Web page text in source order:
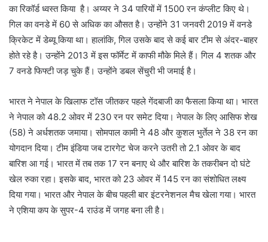
का रिकॉर्ड ध्वस्त किया है। अय्यर ने 34 पारियों में 1500 रन कंप्लीट किए थे।
गिल का वनडे में 60 से अधिक का औसत है। उन्होंने 31 जनवरी 2019 में वनडे
क्रिकेट में डेब्यू किया था। हालांकि, गिल उसके बाद से कई बार टीम से अंदर-बाहर
होते रहे है। उन्होंने 2013 में इस फॉर्मेट में काफी मौके मिले हैं। गिल 4 शतक और
7 वनडे फिफ्टी जड़ चुके हैं। उन्होंने डबल सेंचुरी भी जमाई है।
भारत ने नेपाल के खिलाफ टॉस जीतकर पहले गेंदबाजी का फैसला किया था। भारत
ने नेपाल को 48.2 ओवर में 230 रन पर समेट दिया। नेपाल के लिए आसिफ शेख
(58) ने अर्धशतक जमाया। सोमपाल कामी ने 48 और कुशल भुर्तेल ने 38 रन का
योगदान दिया। टीम इंडिया जब टारगेट चेज करने उतरी तो 2.1 ओवर के बाद
बारिश आ गई। भारत में तब तक 17 रन बनाए थे और बारिश के तकरीबन दो घंटे
खेल रुका रहा। इसके बाद, भारत को 23 ओवर में 145 रन का संशोधित लक्ष्य
दिया गया। भारत और नेपाल के बीच पहली बार इंटरनेशनल मैच खेला गया। भारत
ने एशिया कप के सुपर-4 राउंड में जगह बना ली है।